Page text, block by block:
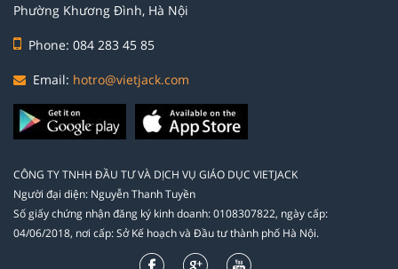
Phường Khương Đình, Hà Nội
Phone: 084 283 45 85
Email: hotro@vietjack.com
CÔNG TY TNHH ĐẦU TƯ VÀ DỊCH VỤ GIÁO DỤC VIETJACK
Người đại diện: Nguyễn Thanh Tuyền
Số giấy chứng nhận đăng ký kinh doanh: 0108307822, ngày cấp:
04/06/2018, nơi cấp: Sở Kế hoạch và Đầu tư thành phố Hà Nội.